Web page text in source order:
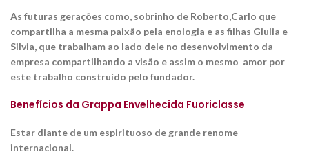
As futuras gerações como, sobrinho de Roberto,Carlo que
compartilha a mesma paixão pela enologia e as filhas Giulia e
Silvia, que trabalham ao lado dele no desenvolvimento da
empresa compartilhando a visão e assim o mesmo amor por
este trabalho construído pelo fundador.
Benefícios da Grappa Envelhecida Fuoriclasse
Estar diante de um espirituoso de grande renome
internacional.